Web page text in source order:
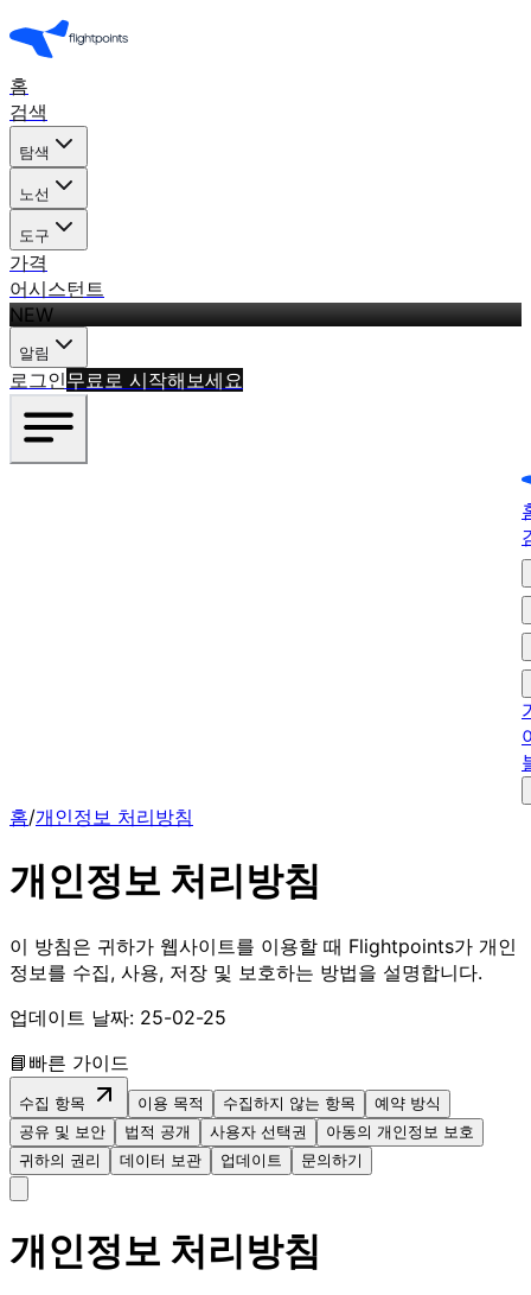
홈
검색
탐색
노선
도구
가격
어시스턴트
NEW
알림
로그인무료로 시작해보세요
홈/개인정보 처리방침
개인정보 처리방침
이 방침은 귀하가 웹사이트를 이용할 때 Flightpoints가 개인
정보를 수집, 사용, 저장 및 보호하는 방법을 설명합니다.
업데이트 날짜: 25-02-25
📘 빠른 가이드
수집 항목 이용 목적 수집하지 않는 항목
예약 방식
공유 및 보안
법적 공개 사용자 선택권
아동의 개인정보 보호
귀하의 권리
데이터 보관 업데이트 문의하기
개인정보 처리방침